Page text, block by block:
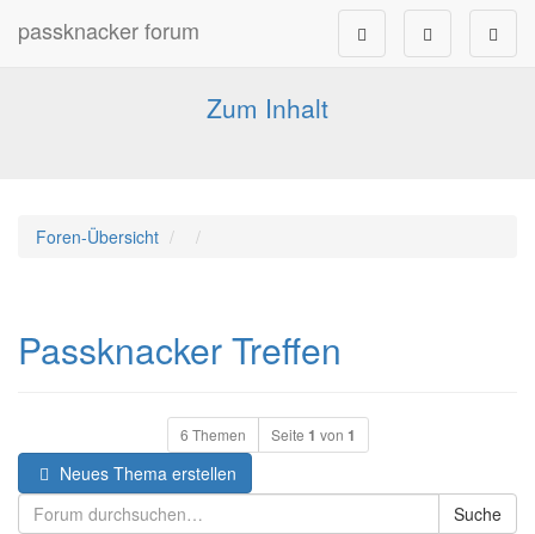
passknacker forum
Forum für alle Pässe- und Tourenfahrer
Zum Inhalt
Foren-Übersicht
Passknacker Treffen
6 Themen Seite 1 von 1
Neues Thema erstellen
Suche